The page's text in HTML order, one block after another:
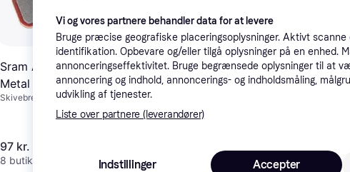
Sram Avid Level Sintret
Metal
Skivebremse, Mountainbike
97 kr.
8 butikker
Brake Pad Set
9+ butikker 4
Vi og vores partnere behandler data for at levere
Bruge præcise geografiske placeringsoplysninger. Aktivt
identifikation. Opbevare og/eller tilgå oplysninger på en enhed.
annonceringseffektivitet. Bruge begrænsede oplysninger til at
annoncering og indhold, annoncerings- og indholdsmåling,
udvikling af tjenester.
Liste over partnere (leverandører)
Indstillinger Accepter